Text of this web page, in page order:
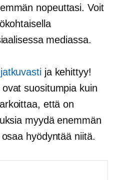
nopeuttasi. Voit
mediassa.
ja kehittyy!
suositumpia kuin
että on
myydä enemmän
hyödyntää niitä.